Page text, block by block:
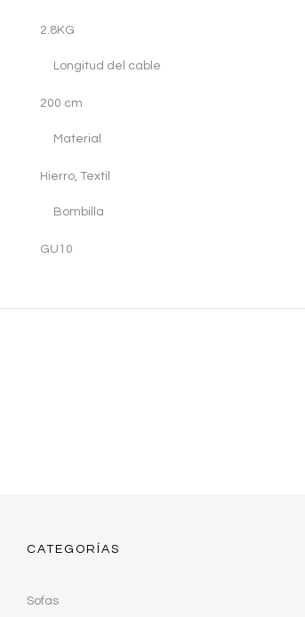
2.8KG
Longitud del cable
200 cm
Material
Hierro, Textil
Bombilla
GU10
CATEGORÍAS
Sofas